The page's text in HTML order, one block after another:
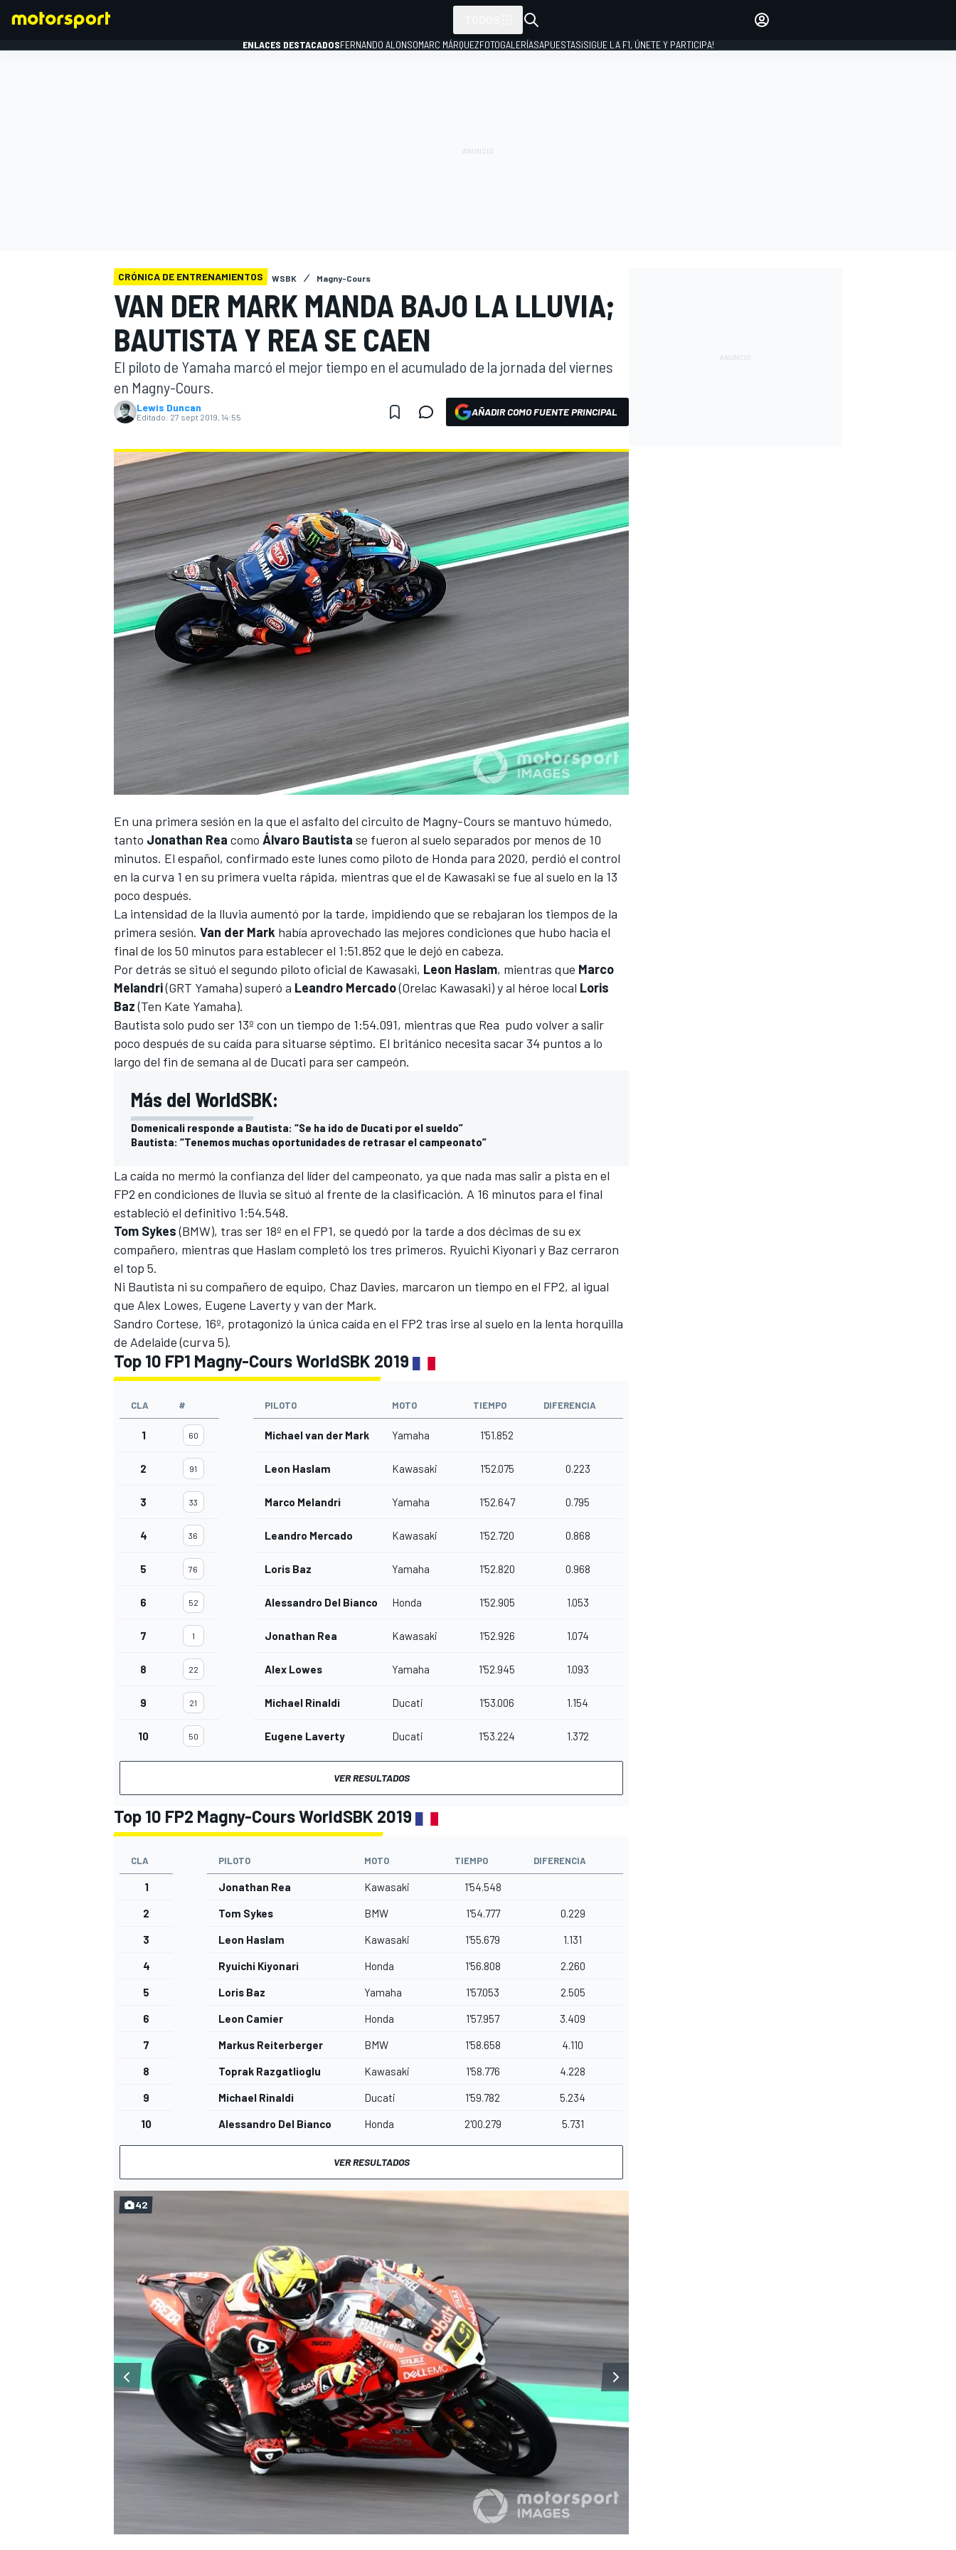
WEC FÓRMULA E
MÁS CATEGORÍAS
ENLACES DESTACADOSFERNANDO ALONSOMARC MÁRQUEZFOTOGALERÍASAPUESTAS¡SIGUE LA F1, ÚNETE Y PARTICIPA!
CRÓNICA DE ENTRENAMIENTOS WSBK Magny-Cours
VAN DER MARK MANDA BAJO LA LLUVIA;
BAUTISTA Y REA SE CAEN
El piloto de Yamaha marcó el mejor tiempo en el acumulado de la jornada del viernes
en Magny-Cours.
Lewis Duncan
Editado: 27 sept 2019, 14:55 AÑADIR COMO FUENTE PRINCIPAL
En una primera sesión en la que el asfalto del circuito de Magny-Cours se mantuvo húmedo,
tanto Jonathan Rea como Álvaro Bautista se fueron al suelo separados por menos de 10
minutos. El español, confirmado este lunes como piloto de Honda para 2020, perdió el control
en la curva 1 en su primera vuelta rápida, mientras que el de Kawasaki se fue al suelo en la 13
poco después.
La intensidad de la lluvia aumentó por la tarde, impidiendo que se rebajaran los tiempos de la
primera sesión. Van der Mark había aprovechado las mejores condiciones que hubo hacia el
final de los 50 minutos para establecer el 1:51.852 que le dejó en cabeza.
Por detrás se situó el segundo piloto oficial de Kawasaki, Leon Haslam, mientras que Marco
Melandri(GRT Yamaha) superó a Leandro Mercado(Orelac Kawasaki) y al héroe local Loris
Baz(Ten Kate Yamaha).
Bautista solo pudo ser 13º con un tiempo de 1:54.091, mientras que Rea pudo volver a salir
poco después de su caída para situarse séptimo. El británico necesita sacar 34 puntos a lo
largo del fin de semana al de Ducati para ser campeón.
Más del WorldSBK:
Domenicali responde a Bautista: “Se ha ido de Ducati por el sueldo”
Bautista: “Tenemos muchas oportunidades de retrasar el campeonato”
La caída no mermó la confianza del líder del campeonato, ya que nada mas salir a pista en el
FP2 en condiciones de lluvia se situó al frente de la clasificación. A 16 minutos para el final
estableció el definitivo 1:54.548.
Tom Sykes(BMW), tras ser 18º en el FP1, se quedó por la tarde a dos décimas de su ex
compañero, mientras que Haslam completó los tres primeros. Ryuichi Kiyonari y Baz cerraron
el top 5.
Ni Bautista ni su compañero de equipo, Chaz Davies, marcaron un tiempo en el FP2, al igual
que Alex Lowes, Eugene Laverty y van der Mark.
Sandro Cortese, 16º, protagonizó la única caída en el FP2 tras irse al suelo en la lenta horquilla
de Adelaide (curva 5).
Top 10 FP1 Magny-Cours WorldSBK 2019
CLA # PILOTO MOTO TIEMPO DIFERENCIA
1 60 Michael van der Mark Yamaha 1'51.852
2 91 Leon Haslam Kawasaki 1'52.075 0.223
3 33 Marco Melandri Yamaha 1'52.647 0.795
4 36 Leandro Mercado Kawasaki 1'52.720 0.868
5 76 Loris Baz Yamaha 1'52.820 0.968
6 52 Alessandro Del Bianco Honda 1'52.905 1.053
7 1 Jonathan Rea Kawasaki 1'52.926 1.074
8 22 Alex Lowes Yamaha 1'52.945 1.093
9 21 Michael Rinaldi Ducati 1'53.006 1.154
10 50 Eugene Laverty Ducati 1'53.224 1.372
VER RESULTADOS
Top 10 FP2 Magny-Cours WorldSBK 2019
CLA PILOTO MOTO TIEMPO DIFERENCIA
1 Jonathan Rea Kawasaki 1'54.548
2 Tom Sykes BMW 1'54.777 0.229
3 Leon Haslam Kawasaki 1'55.679 1.131
4 Ryuichi Kiyonari Honda 1'56.808 2.260
5 Loris Baz Yamaha 1'57.053 2.505
6 Leon Camier Honda 1'57.957 3.409
7 Markus Reiterberger BMW 1'58.658 4.110
8 Toprak Razgatlioglu Kawasaki 1'58.776 4.228
9 Michael Rinaldi Ducati 1'59.782 5.234
10 Alessandro Del Bianco Honda 2'00.279 5.731
VER RESULTADOS
42